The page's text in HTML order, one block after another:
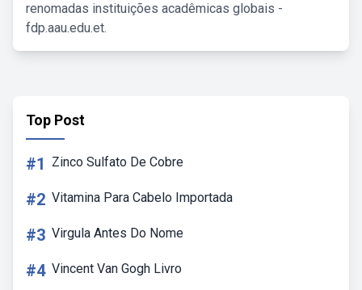
renomadas instituições acadêmicas globais -
fdp.aau.edu.et.
Top Post
#1 Zinco Sulfato De Cobre
#2 Vitamina Para Cabelo Importada
#3 Virgula Antes Do Nome
#4 Vincent Van Gogh Livro